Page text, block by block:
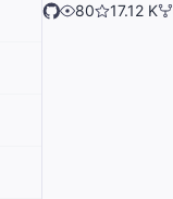
80
17.12 K